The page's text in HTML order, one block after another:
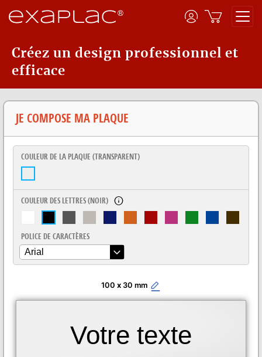
Créez un design professionnel et
efficace
JE COMPOSE MA PLAQUE
COULEUR DE LA PLAQUE (TRANSPARENT)
COULEUR DES LETTRES (NOIR)
POLICE DE CARACTÈRES
Arial
100 x 30
Votre texte